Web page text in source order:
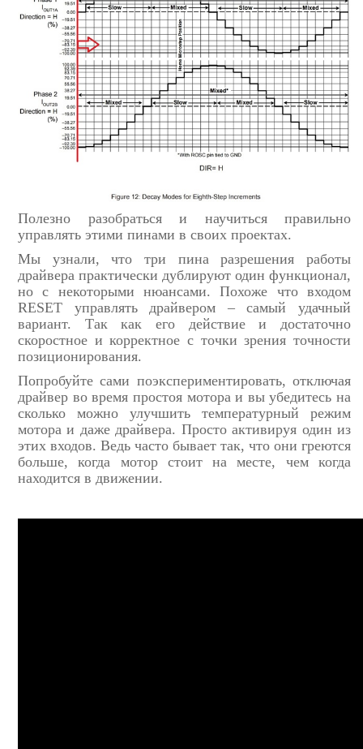
Полезно разобраться и научиться правильно
управлять этими пинами в своих проектах.
Мы узнали, что три пина разрешения работы
драйвера практически дублируют один функционал,
но с некоторыми нюансами. Похоже что входом
RESET управлять драйвером – самый удачный
вариант. Так как его действие и достаточно
скоростное и корректное с точки зрения точности
позиционирования.
Попробуйте сами поэкспериментировать, отключая
драйвер во время простоя мотора и вы убедитесь на
сколько можно улучшить температурный режим
мотора и даже драйвера. Просто активируя один из
этих входов. Ведь часто бывает так, что они греются
больше, когда мотор стоит на месте, чем когда
находится в движении.